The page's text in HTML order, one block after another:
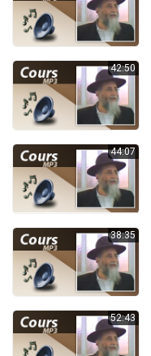
42:50
44:07
38:35
52:43